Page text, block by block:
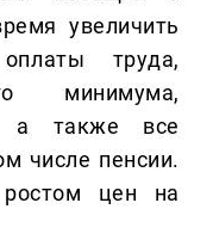
увеличить
труда,
минимума,
а также все
числе пенсии.
цен на